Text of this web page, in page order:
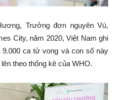
Trưởng đơn nguyên Vú,
City, năm 2020, Việt Nam ghi
ca tử vong và con số này
theo thống kê của WHO.